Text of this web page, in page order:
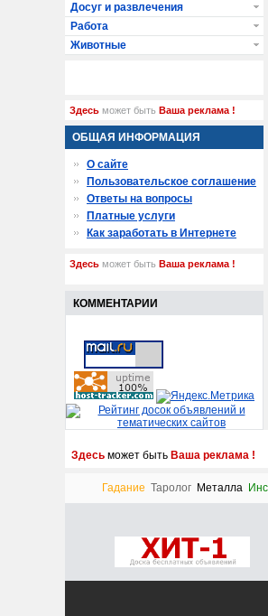
Досуг и развлечения
Работа
Животные
Здесь может быть Ваша реклама !
ОБЩАЯ ИНФОРМАЦИЯ
О сайте
Пользовательское соглашение
Ответы на вопросы
Платные услуги
Как заработать в Интернете
Здесь может быть Ваша реклама !
КОММЕНТАРИИ
Здесь может быть Ваша реклама !
Гадание Таролог Металла